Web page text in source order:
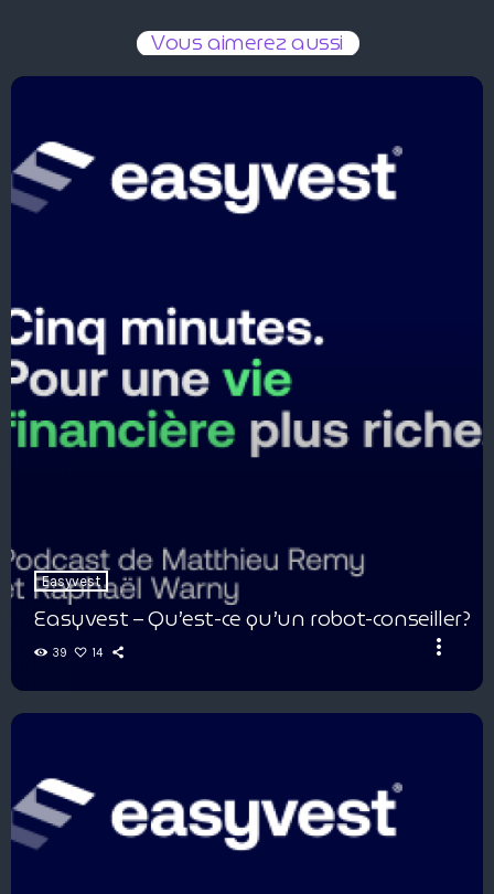
Vous aimerez aussi
Easyvest
Easyvest – Qu’est-ce qu’un robot-conseiller?
39 14 more_vert